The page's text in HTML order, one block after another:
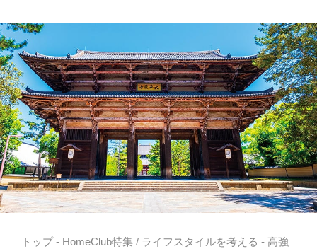
トップ- HomeClub特集/ ライフスタイルを考える - 高強